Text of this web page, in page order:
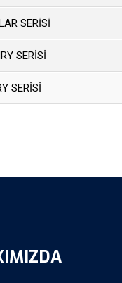
SERİSİ
SERİSİ
SERİSİ